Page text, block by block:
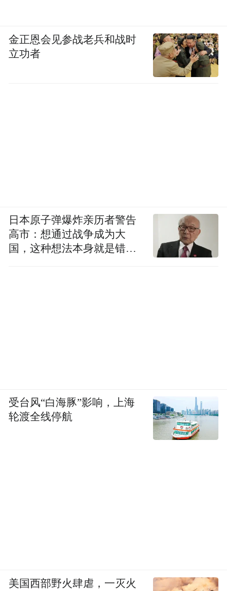
金正恩会见参战老兵和战时
立功者
日本原子弹爆炸亲历者警告
高市：想通过战争成为大
国，这种想法本身就是错误
受台风“白海豚”影响，上海
轮渡全线停航
美国西部野火肆虐，一灭火